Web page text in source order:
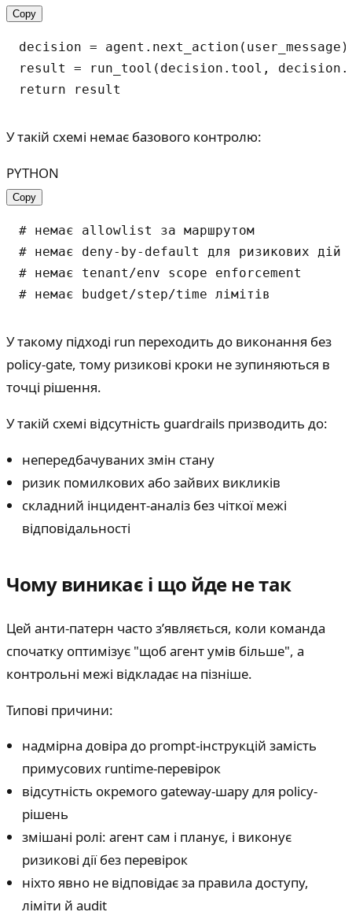
Copy
decision = agent.next_action(user_message)
result = run_tool(decision.tool,
У такій схемі немає базового контролю:
PYTHON
Copy
# немає allowlist за маршрутом
# немає deny-by-default для ризикових дій
# немає tenant/env scope enforcement
У такому підході run переходить до виконання без
policy-gate, тому ризикові кроки не зупиняються в
точці рішення.
У такій схемі відсутність guardrails призводить до:
непередбачуваних змін стану
ризик помилкових або зайвих викликів
складний інцидент-аналіз без чіткої межі
відповідальності
Чому виникає і що йде не так
Цей анти-патерн часто з’являється, коли команда
спочатку оптимізує "щоб агент умів більше", а
контрольні межі відкладає на пізніше.
Типові причини:
надмірна довіра до prompt-інструкцій замість
примусових runtime-перевірок
відсутність окремого gateway-шару для policy-
рішень
змішані ролі: агент сам і планує, і виконує
ризикові дії без перевірок
ніхто явно не відповідає за правила доступу,
ліміти й audit